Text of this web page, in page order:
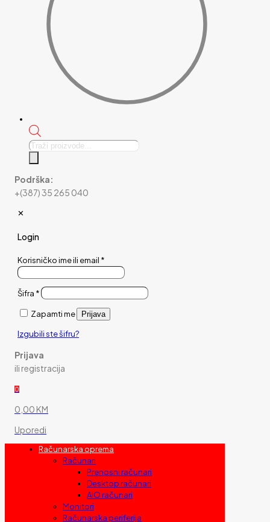
Products
Podrška:
+(387) 35 265 040
✕
Login
Korisničko ime ili email *
Šifra *
Zapamti me Prijava
Izgubili ste šifru?
Prijava
ili registracija
0
0,00 KM
Uporedi
Računarska oprema
Računari
Prenosni računari
Desktop računari
AIO računari
Monitori
Računarska periferija